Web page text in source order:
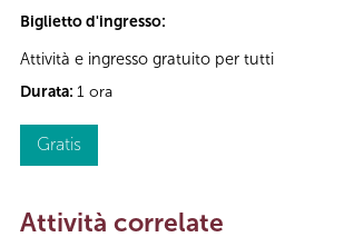
Biglietto d'ingresso:
Attività e ingresso gratuito per tutti
Durata: 1 ora
Gratis
Attività correlate